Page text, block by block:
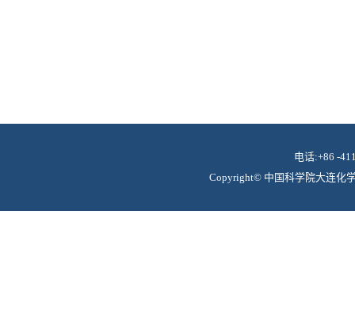
电话:+86 -
Copyright© 中国科学院大连化